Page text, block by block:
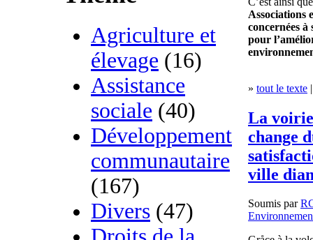
Agriculture et
élevage (16)
Assistance
sociale (40)
Développement
communautaire
(167)
Divers (47)
Associations
concernées à
pour
» tout le texte
La
change
ville
Soumis par